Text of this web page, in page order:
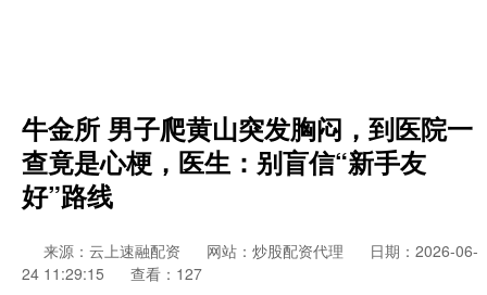
牛金所 男子爬黄山突发胸闷，到医院一
查竟是心梗，医生：别盲信“新手友
好”路线
来源：云上速融配资 网站：炒股配资代理
日期：2026-06-
24 11:29:15
查看：127